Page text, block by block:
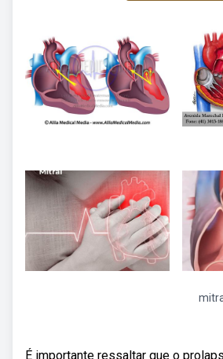
É importante ressaltar que o